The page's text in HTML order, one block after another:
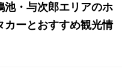
池・与次郎エリアのホ
カーとおすすめ観光情